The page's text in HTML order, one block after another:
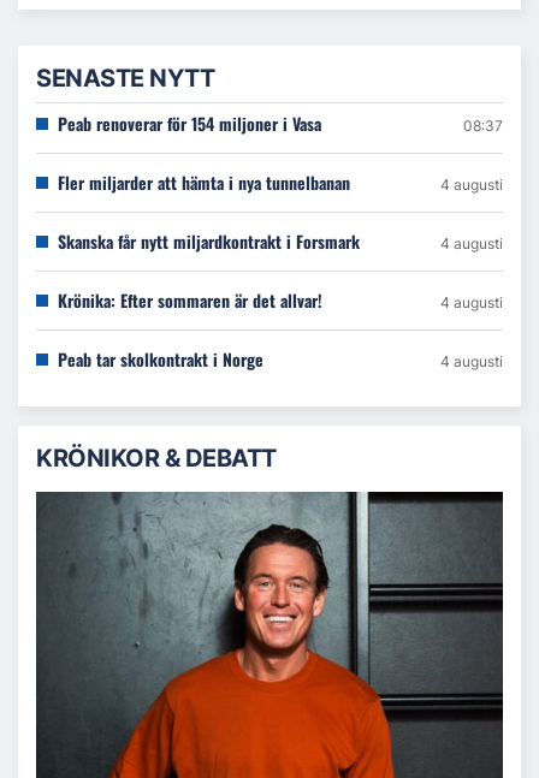
SENASTE NYTT
Peab renoverar för 154 miljoner i Vasa 08:37
Fler miljarder att hämta i nya tunnelbanan 4 augusti
Skanska får nytt miljardkontrakt i Forsmark 4 augusti
Krönika: Efter sommaren är det allvar! 4 augusti
Peab tar skolkontrakt i Norge 4 augusti
KRÖNIKOR & DEBATT